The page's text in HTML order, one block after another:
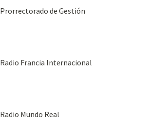
Prorrectorado de Gestión
Radio Francia Internacional
Radio Mundo Real